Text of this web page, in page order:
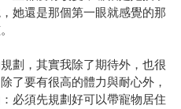
她還是那個第一眼就感覺的那
劃，其實我除了期待外，也很
了要有很高的體力與耐心外，
必須先規劃好可以帶寵物居住